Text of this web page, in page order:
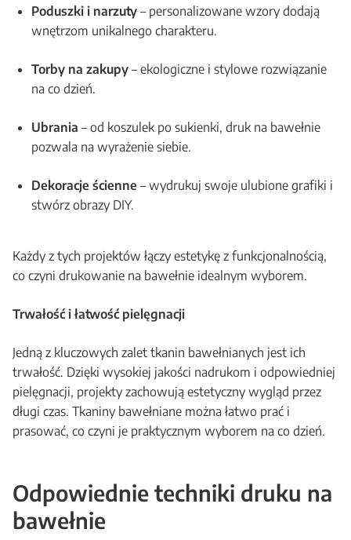
Poduszki i narzuty – personalizowane wzory dodają
wnętrzom unikalnego charakteru.
Torby na zakupy – ekologiczne i stylowe rozwiązanie
na co dzień.
Ubrania – od koszulek po sukienki, druk na bawełnie
pozwala na wyrażenie siebie.
Dekoracje ścienne – wydrukuj swoje ulubione grafiki i
stwórz obrazy DIY.
Każdy z tych projektów łączy estetykę z funkcjonalnością,
co czyni drukowanie na bawełnie idealnym wyborem.
Trwałość i łatwość pielęgnacji
Jedną z kluczowych zalet tkanin bawełnianych jest ich
trwałość. Dzięki wysokiej jakości nadrukom i odpowiedniej
pielęgnacji, projekty zachowują estetyczny wygląd przez
długi czas. Tkaniny bawełniane można łatwo prać i
prasować, co czyni je praktycznym wyborem na co dzień.
Odpowiednie techniki druku na
bawełnie